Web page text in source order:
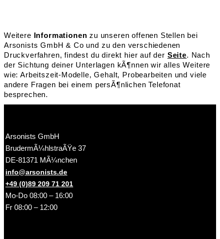
Weitere Informationen zu unseren offenen Stellen bei
Arsonists GmbH & Co und zu den verschiedenen
Druckverfahren, findest du direkt hier auf der Seite. Nach
der Sichtung deiner Unterlagen kÃ¶nnen wir alles Weitere
wie: Arbeitszeit-Modelle, Gehalt, Probearbeiten und viele
andere Fragen bei einem persÃ¶nlichen Telefonat
besprechen.
Arsonists GmbH
BrudermÃ¼hlstraÃŸe 37
DE-81371 MÃ¼nchen
info@arsonists.de
+49 (0)89 209 71 201
Mo-Do 08:00 – 16:00
Fr 08:00 – 12:00